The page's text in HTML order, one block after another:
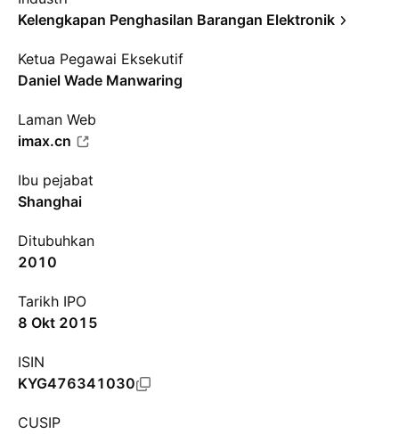
Kelengkapan Penghasilan Barangan Elektronik
Ketua Pegawai Eksekutif
Daniel Wade Manwaring
Laman Web
imax.cn
Ibu pejabat
Shanghai
Ditubuhkan
2010
Tarikh IPO
8 Okt 2015
ISIN
KYG476341030
CUSIP